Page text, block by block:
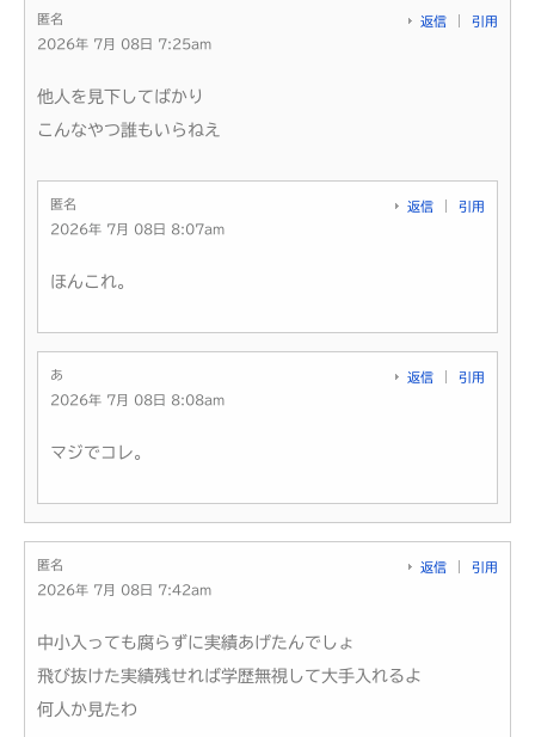
匿名
2026年 7月 08日 7:25am
返信 引用
他人を見下してばかり
こんなやつ誰もいらねえ
匿名
2026年 7月 08日 8:07am
返信 引用
ほんこれ。
あ
2026年 7月 08日 8:08am
返信 引用
マジでコレ。
匿名
2026年 7月 08日 7:42am
返信 引用
中小入っても腐らずに実績あげたんでしょ
飛び抜けた実績残せれば学歴無視して大手入れるよ
何人か見たわ